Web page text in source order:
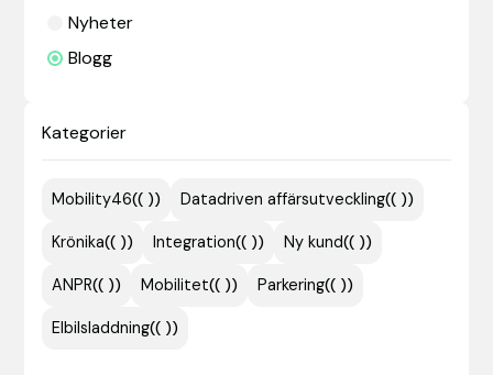
Nyheter
Blogg
Kategorier
Mobility46(( )) Datadriven affärsutveckling(( ))
Krönika(( )) Integration(( )) Ny kund(( ))
ANPR(( )) Mobilitet(( )) Parkering(( ))
Elbilsladdning(( ))